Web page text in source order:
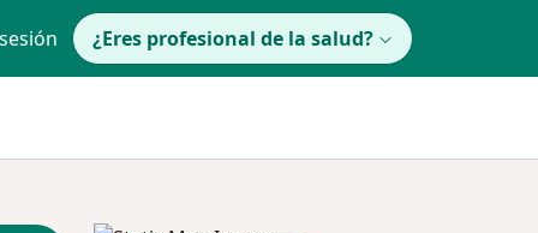
¿Eres profesional de la salud?